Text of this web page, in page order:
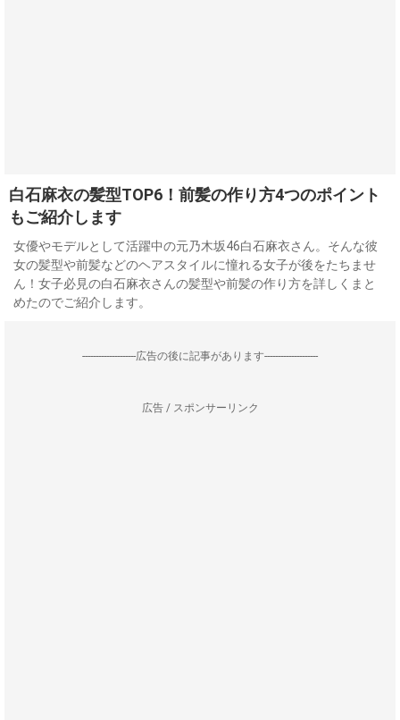
白石麻衣の髪型TOP6！前髪の作り方4つのポイント
もご紹介します
女優やモデルとして活躍中の元乃木坂46白石麻衣さん。そんな彼
女の髪型や前髪などのヘアスタイルに憧れる女子が後をたちませ
ん！女子必見の白石麻衣さんの髪型や前髪の作り方を詳しくまと
めたのでご紹介します。
--------------------広告の後に記事があります--------------------
広告 / スポンサーリンク